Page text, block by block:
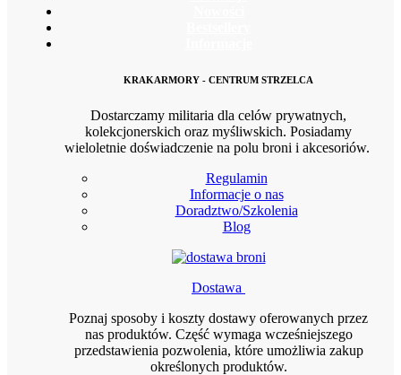
KRAKARMORY - CENTRUM STRZELCA
Dostarczamy militaria dla celów prywatnych,
kolekcjonerskich oraz myśliwskich. Posiadamy
wieloletnie doświadczenie na polu broni i akcesoriów.
Regulamin
Informacje o nas
Doradztwo/Szkolenia
Blog
Dostawa
Poznaj sposoby i koszty dostawy oferowanych przez
nas produktów. Część wymaga wcześniejszego
przedstawienia pozwolenia, które umożliwia zakup
określonych produktów.